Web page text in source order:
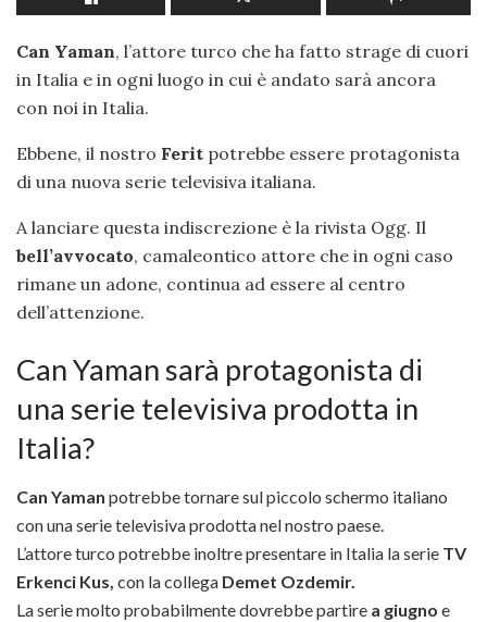
Can Yaman, l’attore turco che ha fatto strage di cuori
in Italia e in ogni luogo in cui è andato sarà ancora
con noi in Italia.
Ebbene, il nostro Ferit potrebbe essere protagonista
di una nuova serie televisiva italiana.
A lanciare questa indiscrezione è la rivista Ogg. Il
bell’avvocato, camaleontico attore che in ogni caso
rimane un adone, continua ad essere al centro
dell’attenzione.
Can Yaman sarà protagonista di
una serie televisiva prodotta in
Italia?
Can Yaman potrebbe tornare sul piccolo schermo italiano
con una serie televisiva prodotta nel nostro paese.
L’attore turco potrebbe inoltre presentare in Italia la serie TV
Erkenci Kus, con la collega Demet Ozdemir.
La serie molto probabilmente dovrebbe partire a giugno e